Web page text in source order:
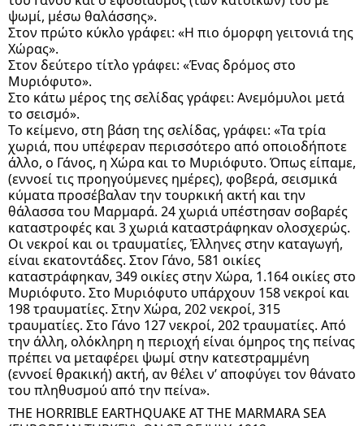
ψωμί, μέσω θαλάσσης».
Στον πρώτο κύκλο γράφει: «Η πιο όμορφη γειτονιά της
Χώρας».
Στον δεύτερο τίτλο γράφει: «Ένας δρόμος στο
Μυριόφυτο».
Στο κάτω μέρος της σελίδας γράφει: Ανεμόμυλοι μετά
το σεισμό».
Το κείμενο, στη βάση της σελίδας, γράφει: «Τα τρία
χωριά, που υπέφεραν περισσότερο από οποιοδήποτε
άλλο, ο Γάνος, η Χώρα και το Μυριόφυτο. Όπως είπαμε,
(εννοεί τις προηγούμενες ημέρες), φοβερά, σεισμικά
κύματα προσέβαλαν την τουρκική ακτή και την
θάλασσα του Μαρμαρά. 24 χωριά υπέστησαν σοβαρές
καταστροφές και 3 χωριά καταστράφηκαν ολοσχερώς.
Οι νεκροί και οι τραυματίες, Έλληνες στην καταγωγή,
είναι εκατοντάδες. Στον Γάνο, 581 οικίες
καταστράφηκαν, 349 οικίες στην Χώρα, 1.164 οικίες στο
Μυριόφυτο. Στο Μυριόφυτο υπάρχουν 158 νεκροί και
198 τραυματίες. Στην Χώρα, 202 νεκροί, 315
τραυματίες. Στο Γάνο 127 νεκροί, 202 τραυματίες. Από
την άλλη, ολόκληρη η περιοχή είναι όμηρος της πείνας
πρέπει να μεταφέρει ψωμί στην κατεστραμμένη
(εννοεί θρακική) ακτή, αν θέλει ν’ αποφύγει τον θάνατο
του πληθυσμού από την πείνα».
THE HORRIBLE EARTHQUAKE AT THE MARMARA SEA